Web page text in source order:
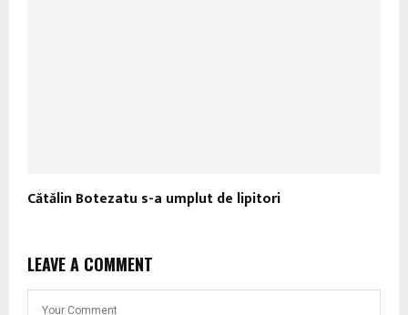
Cătălin Botezatu s-a umplut de lipitori
LEAVE A COMMENT